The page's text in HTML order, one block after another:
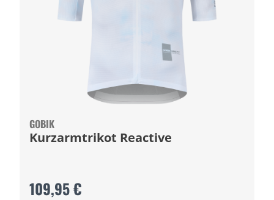
GOBIK
Kurzarmtrikot Reactive
109,95 €